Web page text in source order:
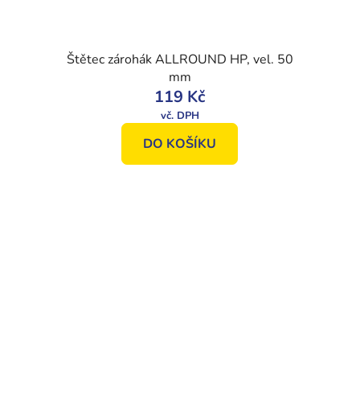
Štětec zárohák ALLROUND HP, vel. 50
mm
119 Kč
DO KOŠÍKU